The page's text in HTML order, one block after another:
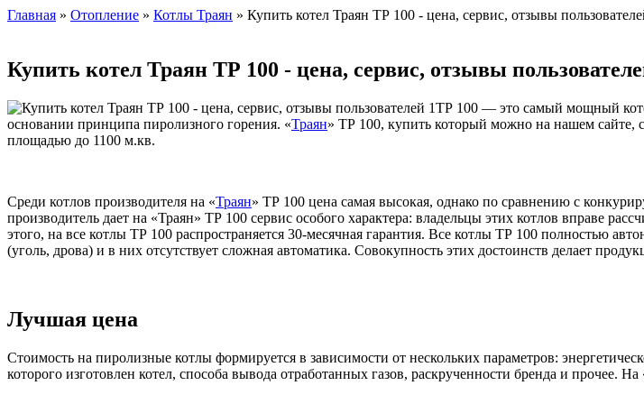
Главная » Отопление » Котлы Траян » Купить котел Траян ТР 100 - цена, сервис, отзывы
Купить котел Траян ТР 100 - цена, сервис, отзывы
ТР 100 — это самый мощный
основании принципа пиролизного горения. «Траян» ТР 100, купить который можно на нашем сайте,
площадью до 1100 м.кв.
Среди котлов производителя на «Траян» ТР 100 цена самая высокая, однако по сравнению с
производитель дает на «Траян» ТР 100 сервис особого характера: владельцы этих котлов вправе
этого, на все котлы ТР 100 распространяется 30-месячная гарантия. Все котлы ТР 100 полностью
(уголь, дрова) и в них отсутствует сложная автоматика. Совокупность этих достоинств делает
Лучшая цена
Стоимость на пиролизные котлы формируется в зависимости от нескольких параметров:
которого изготовлен котел, способа вывода отработанных газов, раскрученности бренда и прочее.